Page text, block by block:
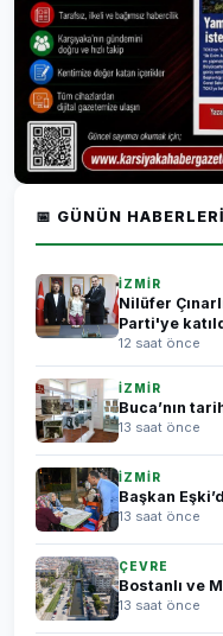
📅 GÜNÜN HABERLERI
İZMİR
Nilüfer
Parti'ye
12 saat önce
İZMİR
Buca’nın
13 saat önce
İZMİR
Başkan
13 saat önce
ÇEVRE
Bostanlı ve
13 saat önce